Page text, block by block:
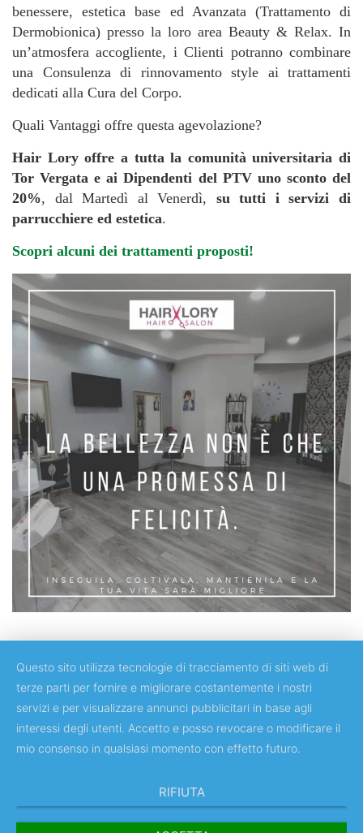
benessere, estetica base ed Avanzata (Trattamento di
Dermobionica) presso la loro area Beauty & Relax. In
un’atmosfera accogliente, i Clienti potranno combinare
una Consulenza di rinnovamento style ai trattamenti
dedicati alla Cura del Corpo.
Quali Vantaggi offre questa agevolazione?
Hair Lory offre a tutta la comunità universitaria di
Tor Vergata e ai Dipendenti del PTV uno sconto del
20%, dal Martedì al Venerdì, su tutti i servizi di
parrucchiere ed estetica.
Scopri alcuni dei trattamenti proposti!
Copyright © 2018 Università degli Studi di Roma "Tor Vergata"
Questo sito utilizza tecnologie di tracciamento di siti web di
terze parti per fornire e migliorare costantemente i nostri
servizi e per visualizzare annunci pubblicitari in base agli
interessi degli utenti. Accetto e posso revocare o modificare il
mio consenso in qualsiasi momento con effetto futuro.
RIFIUTA